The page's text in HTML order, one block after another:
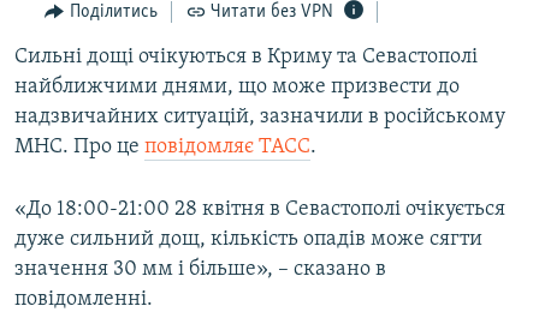
навігації
Перейти
до
пошуку
БЛОГИ
ПОГЛЯД
ІНТЕРВ'Ю
ВСЕ ЗА ДЕНЬ
ВІДЕОУРОКИ «ELIFBE»
ЯК ОБІЙТИ БЛОКУВАННЯ
Русский
Поділитись Читати без VPN
Сильні дощі очікуються в Криму та Севастополі
найближчими днями, що може призвести до
надзвичайних ситуацій, зазначили в російському
МНС. Про це повідомляє ТАСС.
«До 18:00-21:00 28 квітня в Севастополі очікується
дуже сильний дощ, кількість опадів може сягти
значення 30 мм і більше», – сказано в
повідомленні.